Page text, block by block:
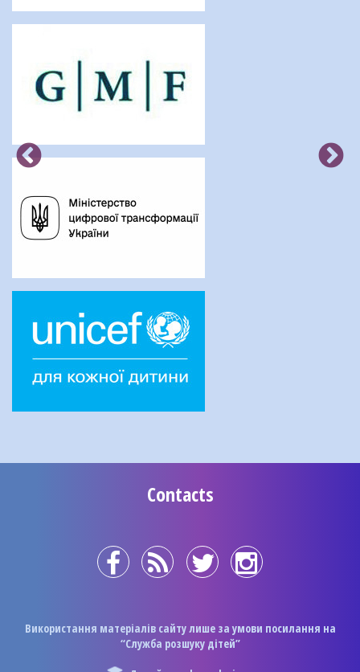
Contacts
Використання матеріалів сайту лише за умови посилання на
“Служба розшуку дітей”